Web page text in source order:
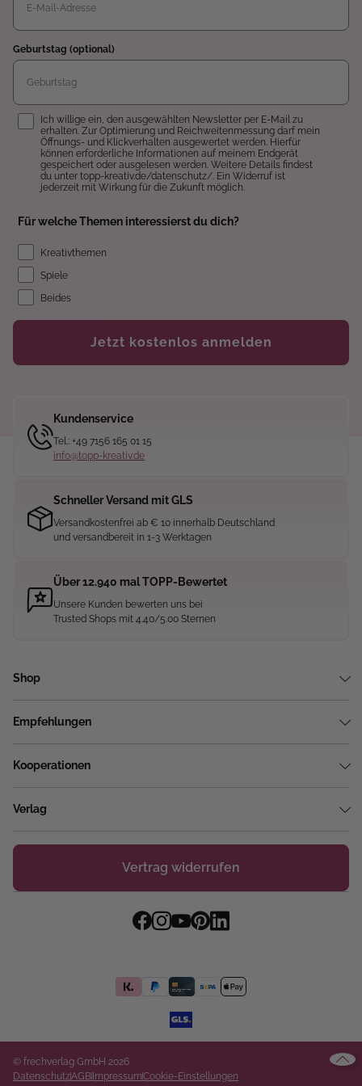
Geburtstag (optional)
Einwilligung
Ich willige ein, den ausgewählten Newsletter per E-Mail zu
erhalten. Zur Optimierung und Reichweitenmessung darf mein
Öffnungs- und Klickverhalten ausgewertet werden. Hierfür
können erforderliche Informationen auf meinem Endgerät
gespeichert oder ausgelesen werden. Weitere Details findest
du unter topp-kreativ.de/datenschutz/. Ein Widerruf ist
jederzeit mit Wirkung für die Zukunft möglich.
Für welche Themen interessierst du dich?
Kreativthemen
Spiele
Beides
Jetzt kostenlos anmelden
Kundenservice
Tel.: +49 7156 165 01 15
info@topp-kreativ.de
Schneller Versand mit GLS
Versandkostenfrei ab € 10 innerhalb Deutschland
und versandbereit in 1-3 Werktagen
Über 12.940 mal TOPP-Bewertet
Unsere Kunden bewerten uns bei
Trusted Shops mit 4.40/5.00 Sternen
Shop
Empfehlungen
Kooperationen
Verlag
Vertrag widerrufen
© frechverlag GmbH 2026
DatenschutzAGB ImpressumCookie-Einstellungen